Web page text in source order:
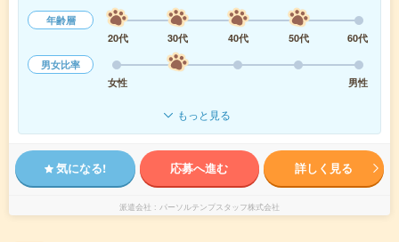
年齢層
20代
30代 40代 50代
60代
男女比率
女性
男性
もっと見る
気になる! 応募へ進む 詳しく見る
派遣会社 パーソルテンプスタッフ株式会社